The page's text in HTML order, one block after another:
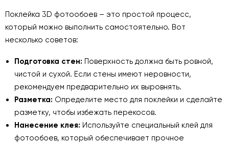
Поклейка 3D фотообоев – это простой процесс,
который можно выполнить самостоятельно. Вот
несколько советов:
Подготовка стен: Поверхность должна быть ровной,
чистой и сухой. Если стены имеют неровности,
рекомендуем предварительно их выровнять.
Разметка: Определите место для поклейки и сделайте
разметку, чтобы избежать перекосов.
Нанесение клея: Используйте специальный клей для
фотообоев, который обеспечивает прочное